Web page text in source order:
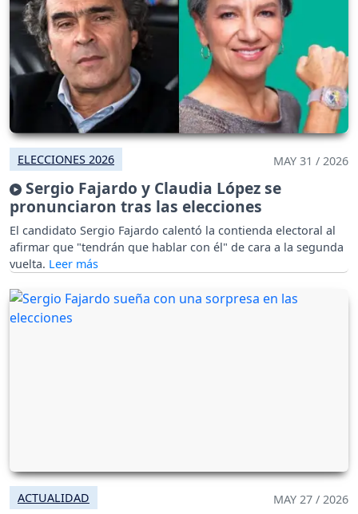
ELECCIONES 2026 MAY 31 / 2026
Sergio Fajardo y Claudia López se
pronunciaron tras las elecciones
El candidato Sergio Fajardo calentó la contienda electoral al
afirmar que "tendrán que hablar con él" de cara a la segunda
vuelta.
ACTUALIDAD MAY 27 / 2026